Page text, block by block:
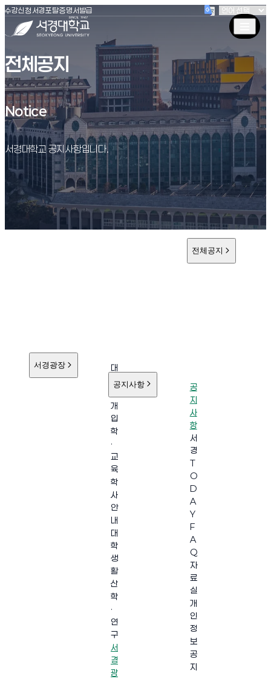
서경대학교
수강신청 (새창 열림)
서경포탈(새창 열림)
증명서발급(새창 열림)
전체공지
Notice
Notice
서경대학교 공지사항입니다.
서경광장
대
학
개
입
학
·
교
육
학
사
안
내
대
학
생
활
산
학
·
연
구
서
경
광
공지사항
공
지
사
항
서
경
T
O
D
A
Y
F
A
Q
자
료
실
개
인
정
보
공
지
전체공지